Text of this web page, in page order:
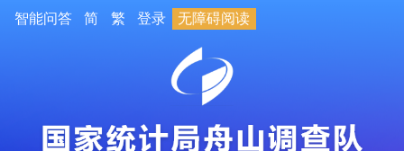
智能问答 简 繁 登录 无障碍阅读